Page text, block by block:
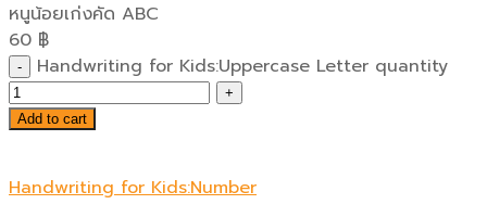
หนูน้อยเก่งคัด ABC
60 ฿
Handwriting for Kids:Uppercase Letter quantity
Add to cart
Handwriting for Kids:Number